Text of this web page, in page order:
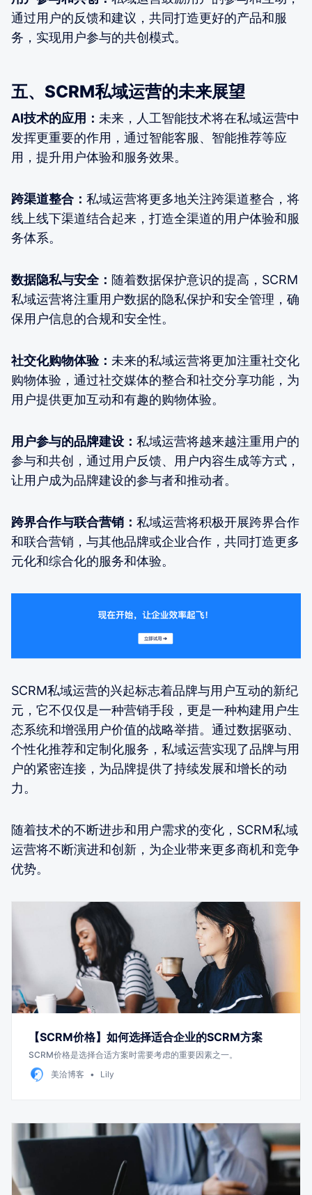
通过用户的反馈和建议，共同打造更好的产品和服
务，实现用户参与的共创模式。
五、SCRM私域运营的未来展望
AI技术的应用： 未来，人工智能技术将在私域运营中
发挥更重要的作用，通过智能客服、智能推荐等应
用，提升用户体验和服务效果。
跨渠道整合： 私域运营将更多地关注跨渠道整合，将
线上线下渠道结合起来，打造全渠道的用户体验和服
务体系。
数据隐私与安全： 随着数据保护意识的提高，SCRM
私域运营将注重用户数据的隐私保护和安全管理，确
保用户信息的合规和安全性。
社交化购物体验： 未来的私域运营将更加注重社交化
购物体验，通过社交媒体的整合和社交分享功能，为
用户提供更加互动和有趣的购物体验。
用户参与的品牌建设： 私域运营将越来越注重用户的
参与和共创，通过用户反馈、用户内容生成等方式，
让用户成为品牌建设的参与者和推动者。
跨界合作与联合营销： 私域运营将积极开展跨界合作
和联合营销，与其他品牌或企业合作，共同打造更多
元化和综合化的服务和体验。
SCRM私域运营的兴起标志着品牌与用户互动的新纪
元，它不仅仅是一种营销手段，更是一种构建用户生
态系统和增强用户价值的战略举措。通过数据驱动、
个性化推荐和定制化服务，私域运营实现了品牌与用
户的紧密连接，为品牌提供了持续发展和增长的动
力。
随着技术的不断进步和用户需求的变化，SCRM私域
运营将不断演进和创新，为企业带来更多商机和竞争
优势。
【SCRM价格】如何选择适合企业的SCRM方案
SCRM价格是选择合适方案时需要考虑的重要因素之一。
美洽博客
Lily